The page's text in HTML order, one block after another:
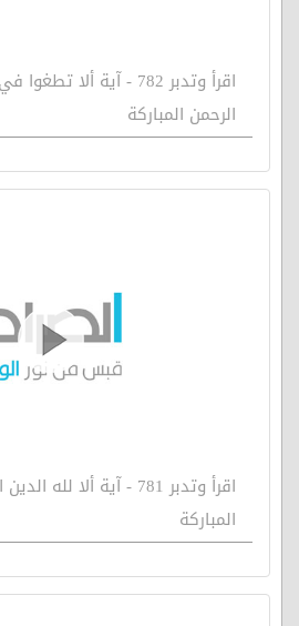
اقرأ وتدبر 782 - آية ألا
الرحمن المباركة
اقرأ وتدبر 781 - آية ألا
المباركة